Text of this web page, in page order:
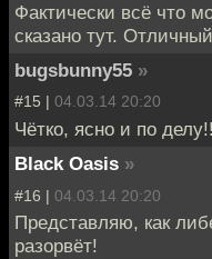
Фактически всё что
сказано тут.
bugsbunny55 »
#15 | 04.03.14 20:20
Чётко, ясно и по
Black Oasis »
#16 | 04.03.14 20:20
Представляю, как
разорвёт!